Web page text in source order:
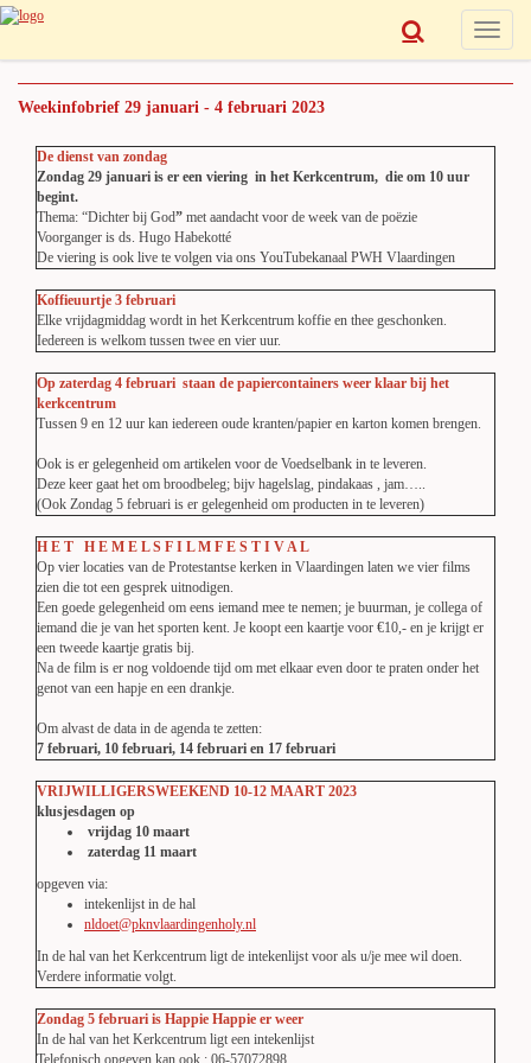
Toggle
Weekinfobrief 29 januari - 4 februari 2023
De dienst van zondag
Zondag 29 januari is er een viering in het Kerkcentrum, die om 10 uur
begint.
Thema: “Dichter bij God” met aandacht voor de week van de poëzie
Voorganger is ds. Hugo Habekotté
De viering is ook live te volgen via ons YouTubekanaal PWH Vlaardingen
Koffieuurtje 3 februari
Elke vrijdagmiddag wordt in het Kerkcentrum koffie en thee geschonken.
Iedereen is welkom tussen twee en vier uur.
Op zaterdag 4 februari staan de papiercontainers weer klaar bij het
kerkcentrum
Tussen 9 en 12 uur kan iedereen oude kranten/papier en karton komen brengen.
Ook is er gelegenheid om artikelen voor de Voedselbank in te leveren.
Deze keer gaat het om broodbeleg; bijv hagelslag, pindakaas , jam…..
(Ook Zondag 5 februari is er gelegenheid om producten in te leveren)
H E T H E M E L S F I L M F E S T I V A L
Op vier locaties van de Protestantse kerken in Vlaardingen laten we vier films
zien die tot een gesprek uitnodigen.
Een goede gelegenheid om eens iemand mee te nemen; je buurman, je collega of
iemand die je van het sporten kent. Je koopt een kaartje voor €10,- en je krijgt er
een tweede kaartje gratis bij.
Na de film is er nog voldoende tijd om met elkaar even door te praten onder het
genot van een hapje en een drankje.
Om alvast de data in de agenda te zetten:
7 februari, 10 februari, 14 februari en 17 februari
VRIJWILLIGERSWEEKEND 10-12 MAART 2023
klusjesdagen op
vrijdag 10 maart
zaterdag 11 maart
opgeven via:
intekenlijst in de hal
nldoet@pknvlaardingenholy.nl
In de hal van het Kerkcentrum ligt de intekenlijst voor als u/je mee wil doen.
Verdere informatie volgt.
Zondag 5 februari is Happie Happie er weer
In de hal van het Kerkcentrum ligt een intekenlijst
Telefonisch opgeven kan ook : 06-57072898